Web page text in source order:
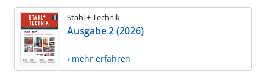
Stahl + Technik
Ausgabe 2 (2026)
› mehr erfahren